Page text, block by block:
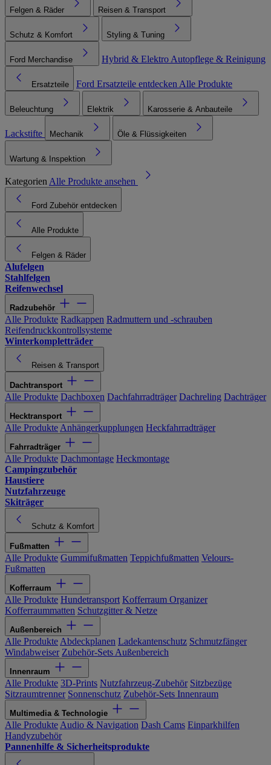
Felgen & Räder Reisen & Transport
Schutz & Komfort Styling & Tuning
Ford Merchandise Hybrid & Elektro Autopflege & Reinigung
Ersatzteile Ford Ersatzteile entdecken Alle Produkte
Beleuchtung Elektrik Karosserie & Anbauteile
Lackstifte Mechanik Öle & Flüssigkeiten
Wartung & Inspektion
Kategorien Alle Produkte ansehen
Ford Zubehör entdecken
Alle Produkte
Felgen & Räder
Alufelgen
Stahlfelgen
Reifenwechsel
Radzubehör
Alle Produkte Radkappen Radmuttern und -schrauben
Reifendruckkontrollsysteme
Winterkompletträder
Reisen & Transport
Dachtransport
Alle Produkte Dachboxen Dachfahrradträger Dachreling Dachträger
Hecktransport
Alle Produkte Anhängerkupplungen Heckfahrradträger
Fahrradträger
Alle Produkte Dachmontage Heckmontage
Campingzubehör
Haustiere
Nutzfahrzeuge
Skiträger
Schutz & Komfort
Fußmatten
Alle Produkte Gummifußmatten Teppichfußmatten Velours-
Fußmatten
Kofferraum
Alle Produkte Hundetransport Kofferraum Organizer
Kofferraummatten Schutzgitter & Netze
Außenbereich
Alle Produkte Abdeckplanen Ladekantenschutz Schmutzfänger
Windabweiser Zubehör-Sets Außenbereich
Innenraum
Alle Produkte 3D-Prints Nutzfahrzeug-Zubehör Sitzbezüge
Sitzraumtrenner Sonnenschutz Zubehör-Sets Innenraum
Multimedia & Technologie
Alle Produkte Audio & Navigation Dash Cams Einparkhilfen
Handyzubehör
Pannenhilfe & Sicherheitsprodukte